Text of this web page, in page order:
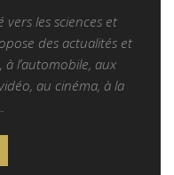
les sciences et
des actualités et
l’automobile, aux
au cinéma, à la